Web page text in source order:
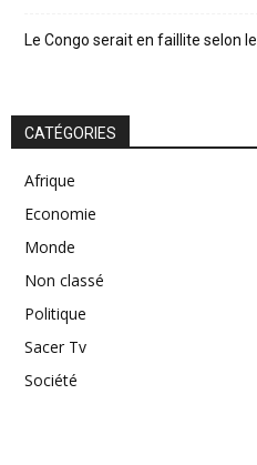
Le Congo serait en faillite selon le
CATÉGORIES
Afrique
Economie
Monde
Non classé
Politique
Sacer Tv
Société